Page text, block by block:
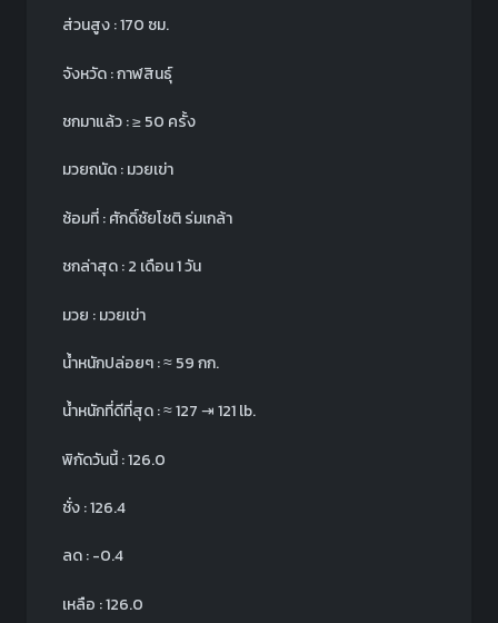
ส่วนสูง : 170 ซม.
จังหวัด : กาฬสินธุ์
ชกมาแล้ว :≥50 ครั้ง
มวยถนัด : มวยเข่า
ซ้อมที่ : ศักดิ์ชัยโชติ ร่มเกล้า
ชกล่าสุด : 2 เดือน 1 วัน
มวย : มวยเข่า
น้ำหนักปล่อยๆ :≈59 กก.
น้ำหนักที่ดีที่สุด :≈127⇥121 lb.
พิกัดวันนี้ : 126.0
ชั่ง : 126.4
ลด : -0.4
เหลือ : 126.0